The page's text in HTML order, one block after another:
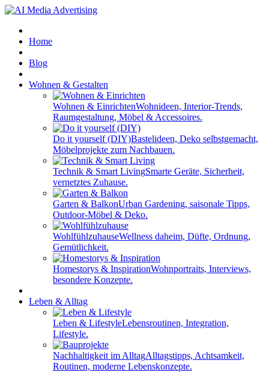
Home
Blog
Wohnen & Gestalten
Wohnen & EinrichtenWohnideen, Interior-Trends,
Raumgestaltung, Möbel & Accessoires.
Do it yourself (DIY)Bastelideen, Deko selbstgemacht,
Möbelprojekte zum Nachbauen.
Technik & Smart LivingSmarte Geräte, Sicherheit,
vernetztes Zuhause.
Garten & BalkonUrban Gardening, saisonale Tipps,
Outdoor-Möbel & Deko.
WohlfühlzuhauseWellness daheim, Düfte, Ordnung,
Gemütlichkeit.
Homestorys & InspirationWohnportraits, Interviews,
besondere Konzepte.
Leben & Alltag
Leben & LifestyleLebensroutinen, Integration,
Lifestyle.
Nachhaltigkeit im AlltagAlltagstipps, Achtsamkeit,
Routinen, moderne Lebenskonzepte.